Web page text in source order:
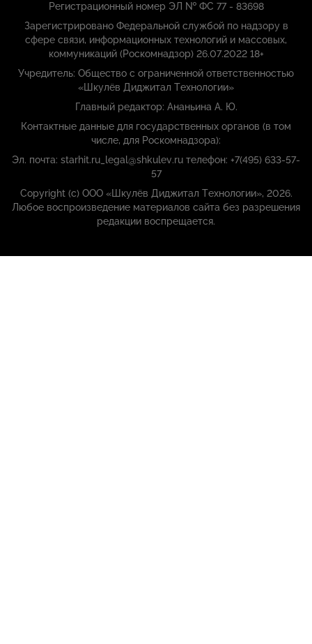
Регистрационный номер ЭЛ № ФС 77 - 83698
Зарегистрировано Федеральной службой по надзору в
сфере связи, информационных технологий и массовых,
коммуникаций (Роскомнадзор) 26.07.2022 18+
Учредитель: Общество с ограниченной ответственностью
«Шкулёв Диджитал Технологии»
Главный редактор: Ананьина А. Ю.
Контактные данные для государственных органов (в том
числе, для Роскомнадзора):
Эл. почта: starhit.ru_legal@shkulev.ru телефон: +7(495) 633-57-
57
Copyright (с) ООО «Шкулёв Диджитал Технологии», 2026.
Любое воспроизведение материалов сайта без разрешения
редакции воспрещается.